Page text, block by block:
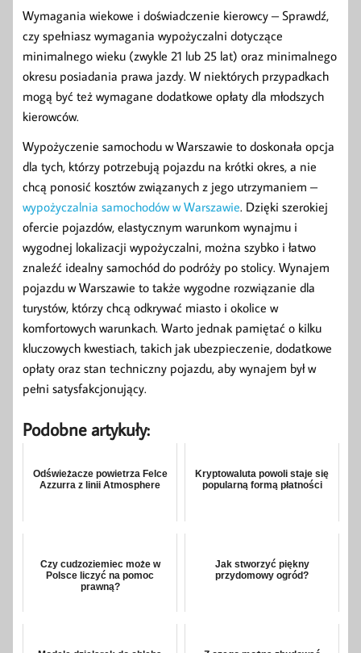
Wymagania wiekowe i doświadczenie kierowcy – Sprawdź,
czy spełniasz wymagania wypożyczalni dotyczące
minimalnego wieku (zwykle 21 lub 25 lat) oraz minimalnego
okresu posiadania prawa jazdy. W niektórych przypadkach
mogą być też wymagane dodatkowe opłaty dla młodszych
kierowców.
Wypożyczenie samochodu w Warszawie to doskonała opcja
dla tych, którzy potrzebują pojazdu na krótki okres, a nie
chcą ponosić kosztów związanych z jego utrzymaniem –
wypożyczalnia samochodów w Warszawie. Dzięki szerokiej
ofercie pojazdów, elastycznym warunkom wynajmu i
wygodnej lokalizacji wypożyczalni, można szybko i łatwo
znaleźć idealny samochód do podróży po stolicy. Wynajem
pojazdu w Warszawie to także wygodne rozwiązanie dla
turystów, którzy chcą odkrywać miasto i okolice w
komfortowych warunkach. Warto jednak pamiętać o kilku
kluczowych kwestiach, takich jak ubezpieczenie, dodatkowe
opłaty oraz stan techniczny pojazdu, aby wynajem był w
pełni satysfakcjonujący.
Podobne artykuły:
Odświeżacze powietrza Felce
Azzurra z linii Atmosphere
Kryptowaluta powoli staje się
popularną formą płatności
Czy cudzoziemiec może w
Polsce liczyć na pomoc
prawną?
Jak stworzyć piękny
przydomowy ogród?